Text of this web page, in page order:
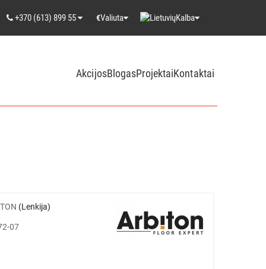
+370 (613) 899 55 €Valiuta Kalba
AkcijosBlogasProjektaiKontaktai
(Lenkija)
07